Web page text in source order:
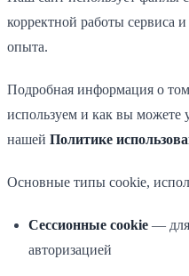
корректной работы сервиса
опыта.
Подробная информация о
используем и как вы можете
нашей Политике
Основные типы cookie,
Сессионные cookie — для
авторизацией